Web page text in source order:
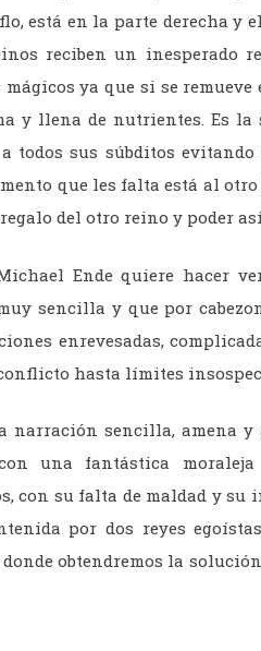
está en la parte derecha y
reciben un inesperado
ya que si se
y llena de nutrientes. Es
todos sus súbditos
que les falta está al
del otro reino y poder
Ende quiere hacer
sencilla y que por
enrevesadas,
hasta límites
narración sencilla, amena
una fantástica
con su falta de maldad y
por dos reyes
obtendremos la